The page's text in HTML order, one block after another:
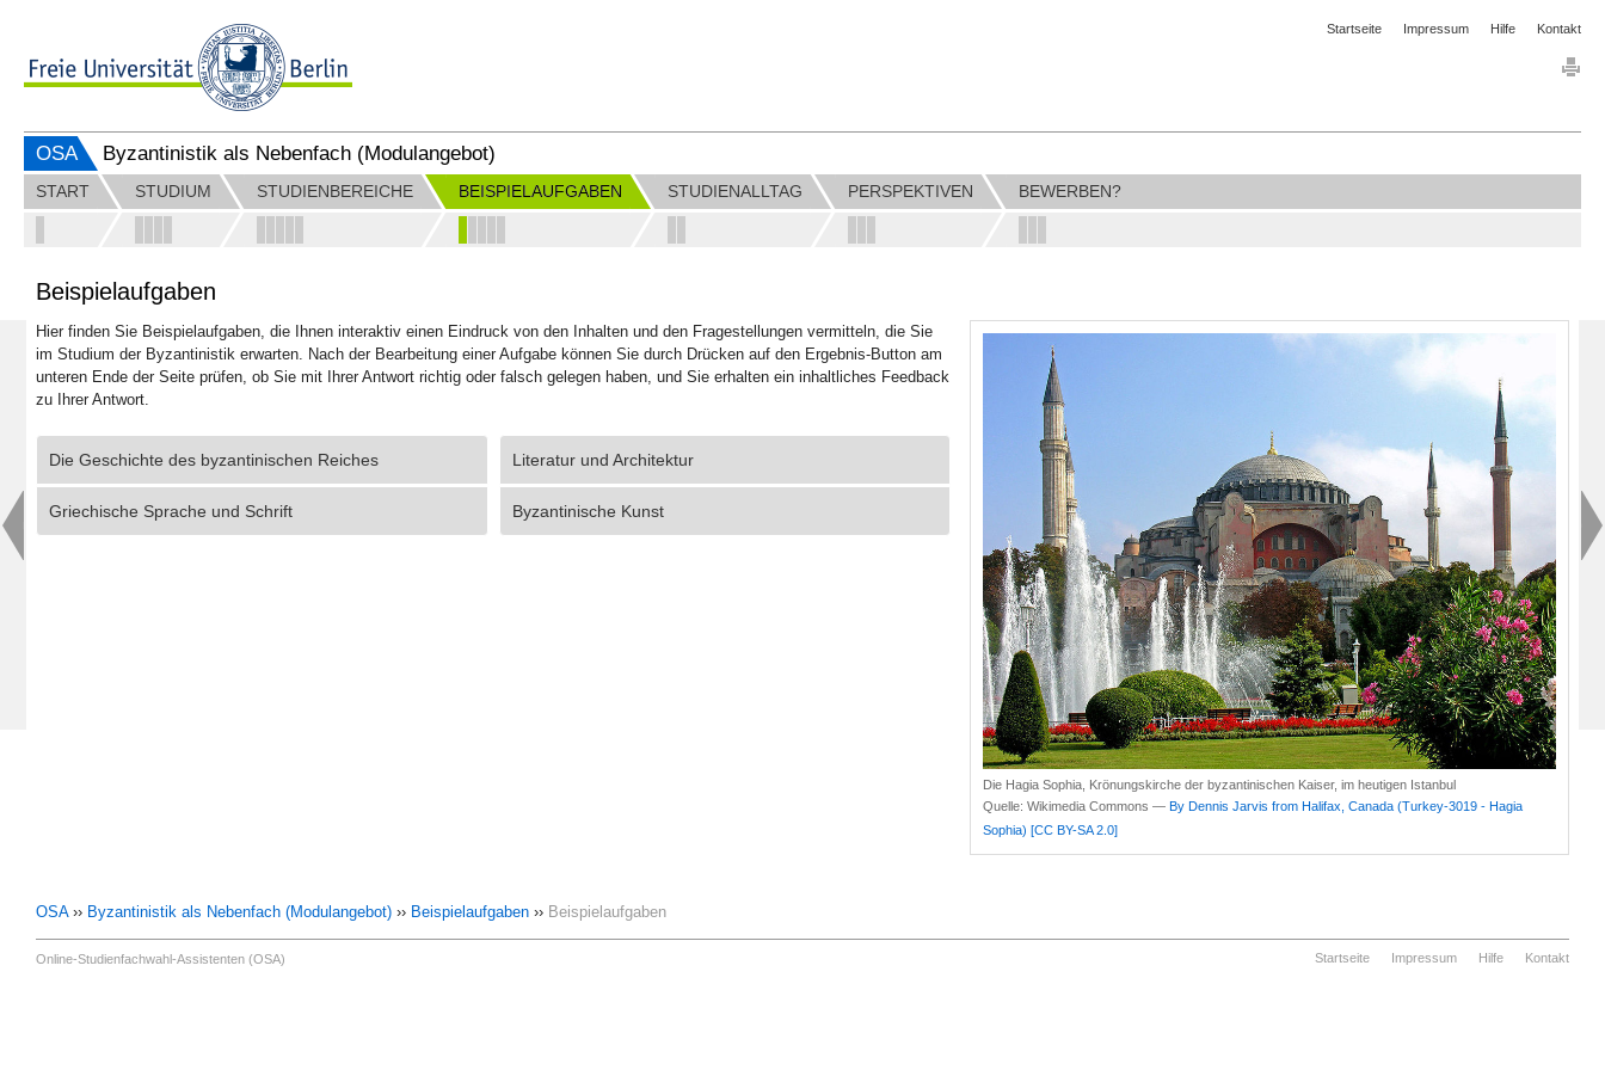
Startseite Impressum Hilfe Kontakt
OSA Byzantinistik als Nebenfach (Modulangebot)
START STUDIUM STUDIENBEREICHE BEISPIELAUFGABEN STUDIENALLTAG PERSPEKTIVEN BEWERBEN?
Beispielaufgaben
Hier finden Sie Beispielaufgaben, die Ihnen interaktiv einen Eindruck von den Inhalten und den Fragestellungen vermitteln, die Sie
im Studium der Byzantinistik erwarten. Nach der Bearbeitung einer Aufgabe können Sie durch Drücken auf den Ergebnis-Button am
unteren Ende der Seite prüfen, ob Sie mit Ihrer Antwort richtig oder falsch gelegen haben, und Sie erhalten ein inhaltliches Feedback
zu Ihrer Antwort.
Die Geschichte des byzantinischen Reiches
Griechische Sprache und Schrift
Literatur und Architektur
Byzantinische Kunst
Die Hagia Sophia, Krönungskirche der byzantinischen Kaiser, im heutigen Istanbul
Quelle: Wikimedia Commons — By Dennis Jarvis from Halifax, Canada (Turkey-3019 - Hagia
Sophia) [CC BY-SA 2.0]
OSA›› Byzantinistik als Nebenfach (Modulangebot) ›› Beispielaufgaben ›› Beispielaufgaben
Online-Studienfachwahl-Assistenten (OSA) Startseite Impressum Hilfe Kontakt